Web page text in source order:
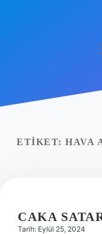
Yasal Uyarı
ETIKET: HAVA
CAKA
Tarih: Eylül 25, 2024